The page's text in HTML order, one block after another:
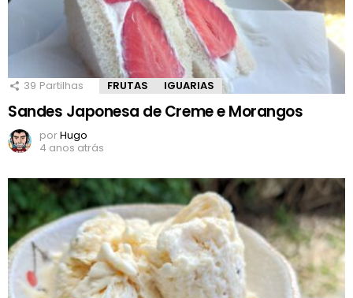
39 Partilhas FRUTAS IGUARIAS
Sandes Japonesa de Creme e Morangos
porHugo
4 anos atrás